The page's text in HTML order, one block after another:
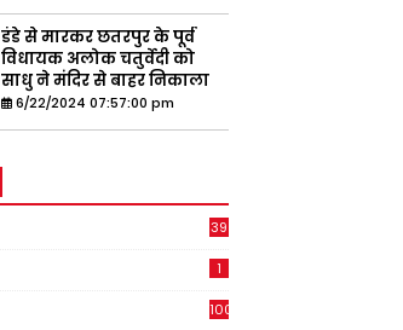
डंडे से मारकर छतरपुर के पूर्व
विधायक अलोक चतुर्वेदी को
साधु ने मंदिर से बाहर निकाला
6/22/2024 07:57:00 pm
39
1
1001